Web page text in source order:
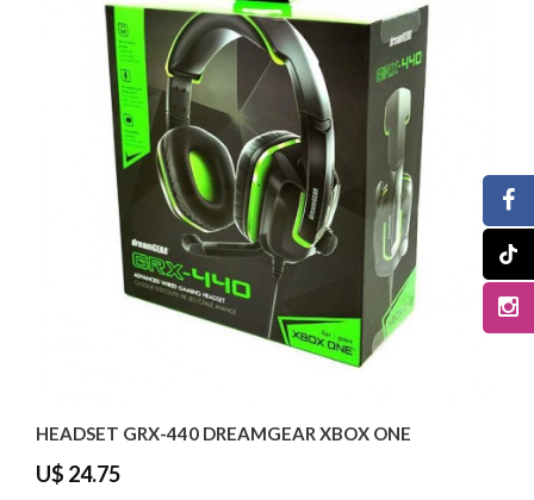
HEADSET GRX-440 DREAMGEAR XBOX ONE
U$ 24.75